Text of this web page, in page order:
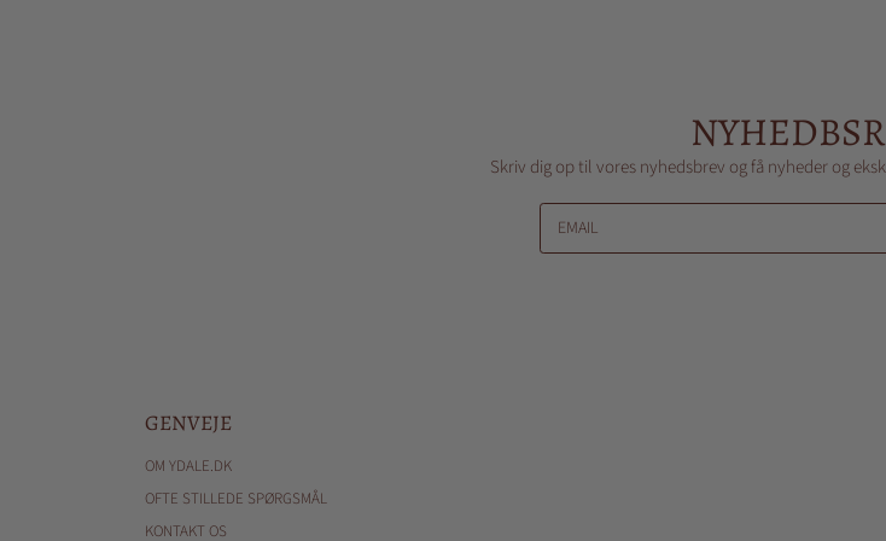
Skriv dig op til vores nyhedsbrev og få nyheder og
EMAIL
GENVEJE
OM YDALE.DK
OFTE STILLEDE SPØRGSMÅL
KONTAKT OS